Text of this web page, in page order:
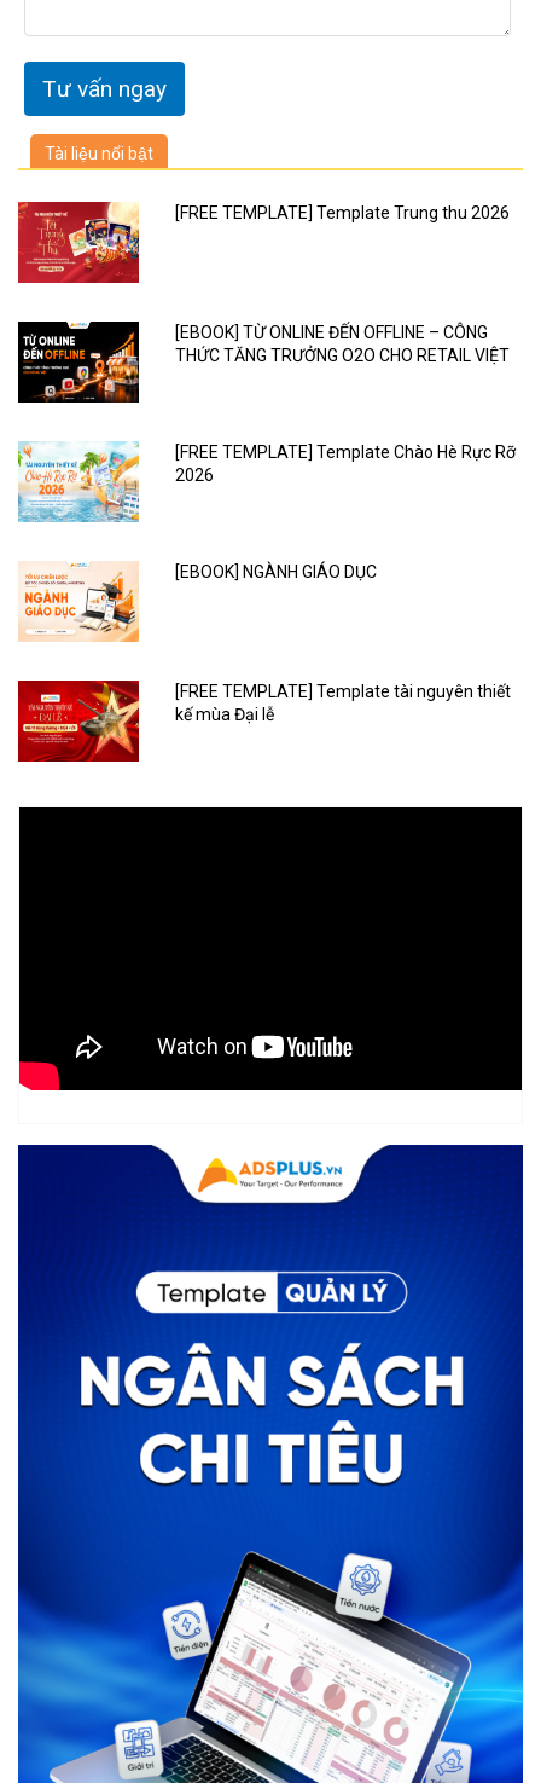
Tài liệu nổi bật
[FREE TEMPLATE] Template Trung thu 2026
[EBOOK] TỪ ONLINE ĐẾN OFFLINE – CÔNG
THỨC TĂNG TRƯỞNG O2O CHO RETAIL VIỆT
[FREE TEMPLATE] Template Chào Hè Rực Rỡ
2026
[EBOOK] NGÀNH GIÁO DỤC
[FREE TEMPLATE] Template tài nguyên thiết
kế mùa Đại lễ